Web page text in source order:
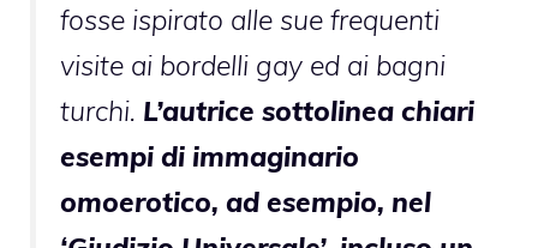
fosse ispirato alle sue frequenti
visite ai bordelli gay ed ai bagni
turchi. L’autrice sottolinea chiari
esempi di immaginario
omoerotico, ad esempio, nel